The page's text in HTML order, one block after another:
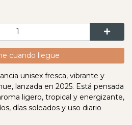
cuando llegue
unisex fresca, vibrante y
lanzada en 2025. Está pensada
ligero, tropical y energizante,
días soleados y uso diario